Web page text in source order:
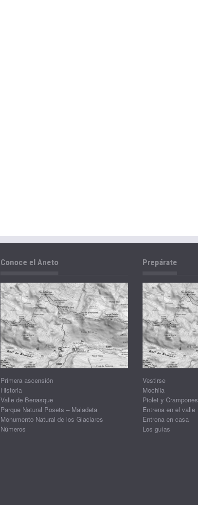
Conoce el Aneto
Primera ascensión
Historia
Valle de Benasque
Parque Natural Posets – Maladeta
Monumento Natural de los Glaciares
Números
Prepárate
Vestirse
Mochila
Piolet y Crampones
Entrena en el valle
Entrena en casa
Los guías